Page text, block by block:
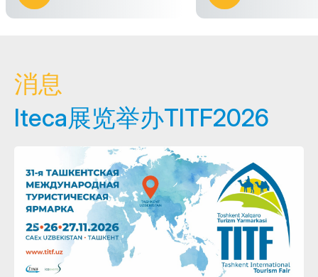
消息
Iteca展览举办TITF2026